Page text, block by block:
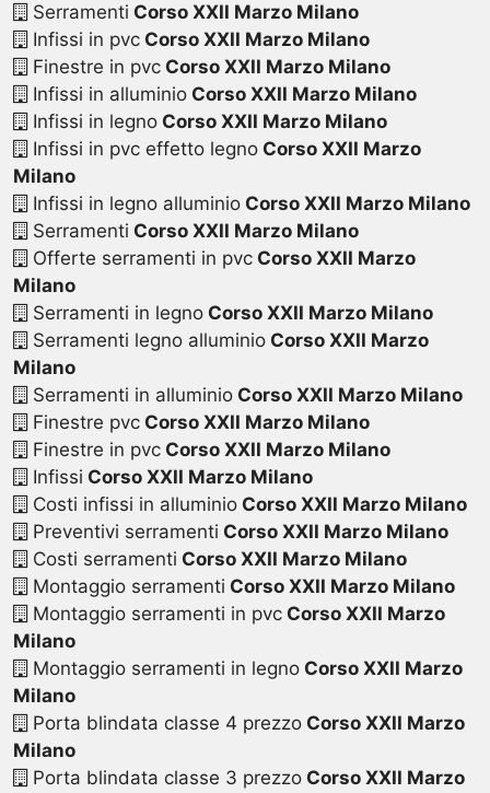
Serramenti Corso XXII Marzo Milano
Infissi in pvcCorso XXII Marzo Milano
Finestre in pvcCorso XXII Marzo Milano
Infissi in alluminioCorso XXII Marzo Milano
Infissi in legnoCorso XXII Marzo Milano
Infissi in pvc effetto legnoCorso XXII Marzo
Milano
Infissi in legno alluminioCorso XXII Marzo Milano
Serramenti Corso XXII Marzo Milano
Offerte serramenti in pvcCorso XXII Marzo
Milano
Serramenti in legnoCorso XXII Marzo Milano
Serramenti legno alluminioCorso XXII Marzo
Milano
Serramenti in alluminioCorso XXII Marzo Milano
Finestre pvcCorso XXII Marzo Milano
Finestre in pvcCorso XXII Marzo Milano
Infissi Corso XXII Marzo Milano
Costi infissi in alluminioCorso XXII Marzo Milano
Preventivi serramenti Corso XXII Marzo Milano
Costi serramenti Corso XXII Marzo Milano
Montaggio serramenti Corso XXII Marzo Milano
Montaggio serramenti in pvcCorso XXII Marzo
Milano
Montaggio serramenti in legnoCorso XXII Marzo
Milano
Porta blindata classe 4 prezzoCorso XXII Marzo
Milano
Porta blindata classe 3 prezzoCorso XXII Marzo